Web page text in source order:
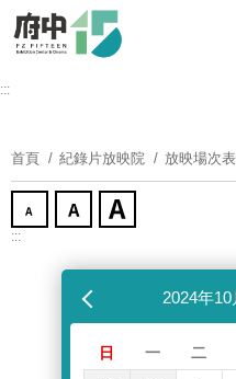
要
塊
:::
首頁 紀錄片放映院 放映場次表
:::
2024年
日 一 二